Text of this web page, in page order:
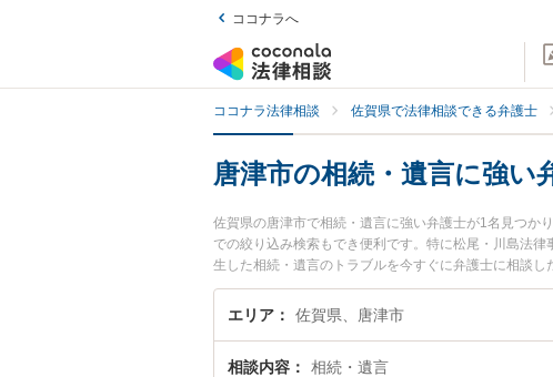
ココナラへ
ココナラ法律相談 佐賀県で法律相談できる弁護士
唐津市の相続・遺言に強い
佐賀県の唐津市で相続・遺言に強い弁護士が1名見つか
での絞り込み検索もでき便利です。特に松尾・川島法
生した相続・遺言のトラブルを今すぐに弁護士に相談
る唐津市内の弁護士に相談予約したい』などでお困り
エリア 佐賀県、唐津市
相談内容 相続・遺言